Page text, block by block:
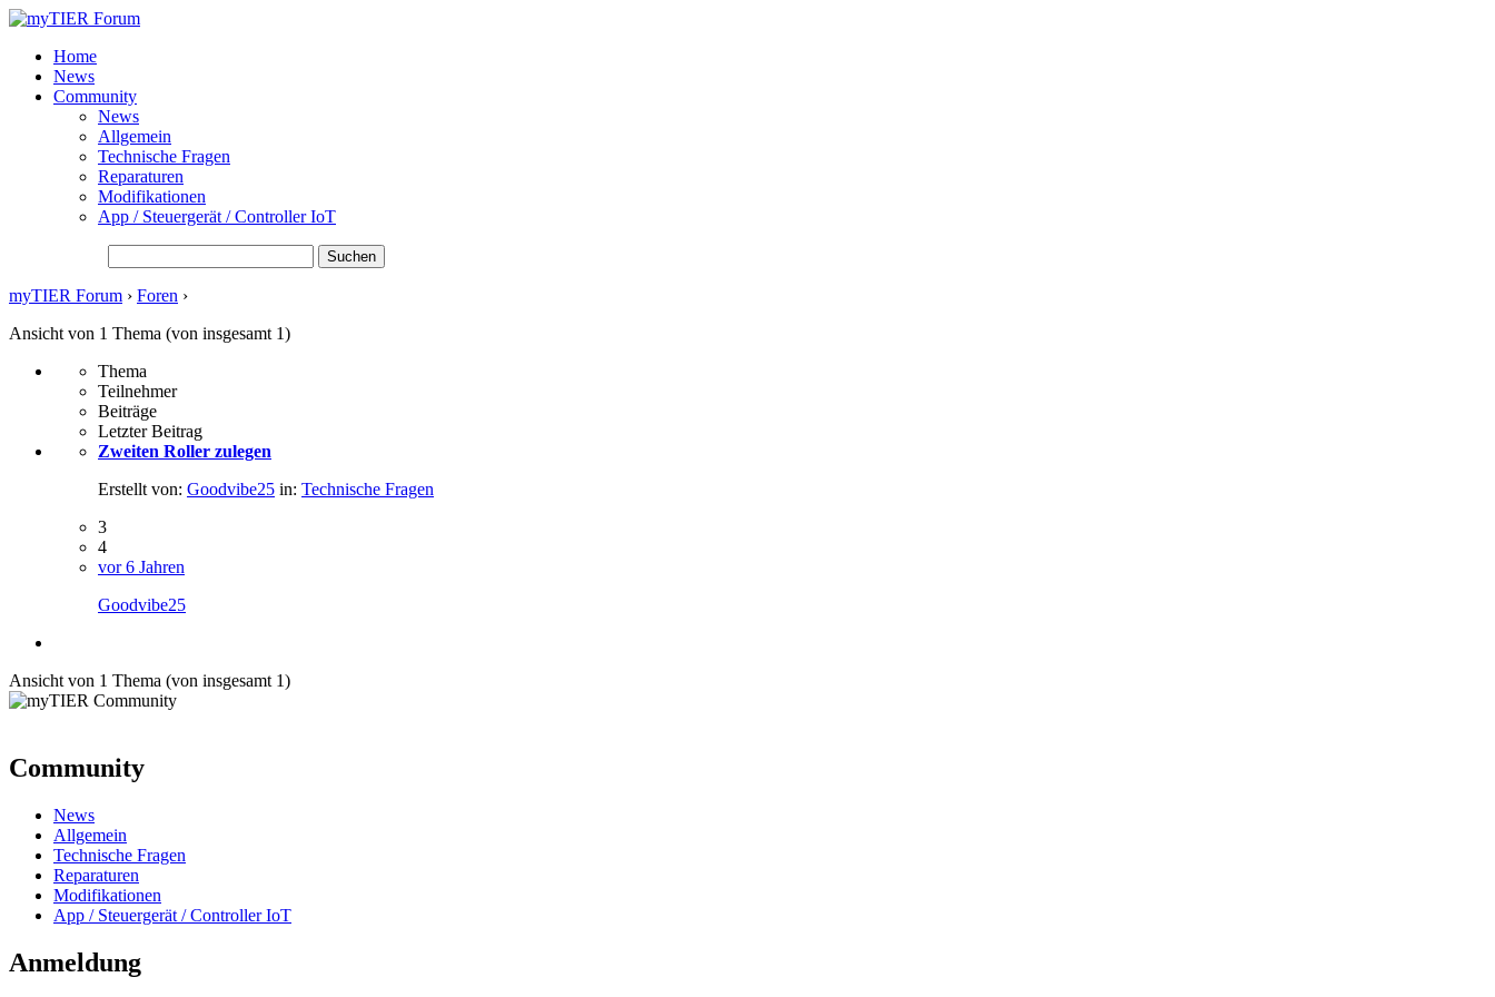
Home
News
Community
News
Allgemein
Technische Fragen
Reparaturen
Modifikationen
App / Steuergerät / Controller IoT
myTIER Forum › Foren ›
Ansicht von 1 Thema (von insgesamt 1)
Thema
Teilnehmer
Beiträge
Letzter Beitrag
Zweiten Roller zulegen
Erstellt von: Goodvibe25 in: Technische Fragen
3
4
vor 6 Jahren
Goodvibe25
Ansicht von 1 Thema (von insgesamt 1)
Community
News
Allgemein
Technische Fragen
Reparaturen
Modifikationen
App / Steuergerät / Controller IoT
Anmeldung